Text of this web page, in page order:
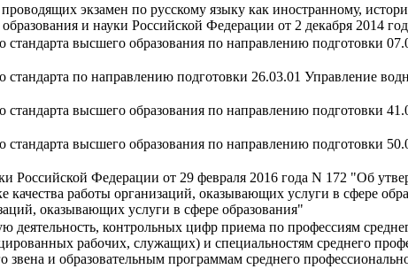
экзамен по русскому языку как иностранному,
и науки Российской Федерации от 2 декабря 2014
стандарта высшего образования по направлению подготовки
стандарта по направлению подготовки 26.03.01 Управление
стандарта высшего образования по направлению подготовки
стандарта высшего образования по направлению подготовки
Российской Федерации от 29 февраля 2016 года N 172 "Об
работы организаций, оказывающих услуги в сфере
оказывающих услуги в сфере образования"
контрольных цифр приема по профессиям
рабочих, служащих) и специальностям среднего
и образовательным программам среднего